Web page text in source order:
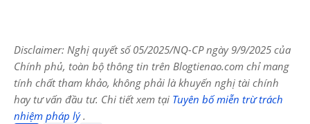
Disclaimer: Nghị quyết số 05/2025/NQ-CP ngày 9/9/2025 của
Chính phủ, toàn bộ thông tin trên Blogtienao.com chỉ mang
tính chất tham khảo, không phải là khuyến nghị tài chính
hay tư vấn đầu tư. Chi tiết xem tại Tuyên bố miễn trừ trách
nhiệm pháp lý.